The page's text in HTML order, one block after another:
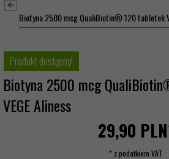
Biotyna 2500 mcg QualiBiotin® 120 tabletek
Produkt dostępny!
Biotyna 2500 mcg
VEGE Aliness
29,90
* z podatkiem VAT